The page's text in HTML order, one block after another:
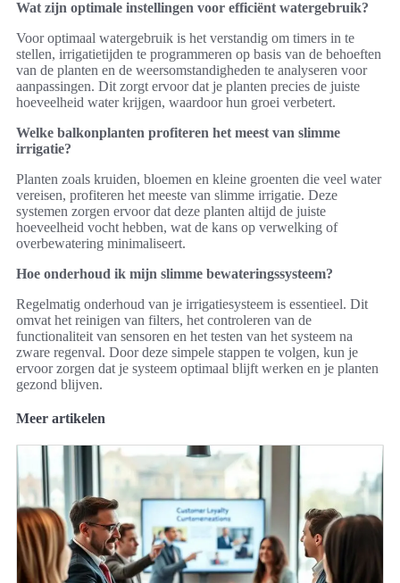
Wat zijn optimale instellingen voor efficiënt watergebruik?
Voor optimaal watergebruik is het verstandig om timers in te
stellen, irrigatietijden te programmeren op basis van de behoeften
van de planten en de weersomstandigheden te analyseren voor
aanpassingen. Dit zorgt ervoor dat je planten precies de juiste
hoeveelheid water krijgen, waardoor hun groei verbetert.
Welke balkonplanten profiteren het meest van slimme
irrigatie?
Planten zoals kruiden, bloemen en kleine groenten die veel water
vereisen, profiteren het meeste van slimme irrigatie. Deze
systemen zorgen ervoor dat deze planten altijd de juiste
hoeveelheid vocht hebben, wat de kans op verwelking of
overbewatering minimaliseert.
Hoe onderhoud ik mijn slimme bewateringssysteem?
Regelmatig onderhoud van je irrigatiesysteem is essentieel. Dit
omvat het reinigen van filters, het controleren van de
functionaliteit van sensoren en het testen van het systeem na
zware regenval. Door deze simpele stappen te volgen, kun je
ervoor zorgen dat je systeem optimaal blijft werken en je planten
gezond blijven.
Meer artikelen